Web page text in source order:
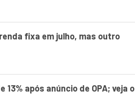
fixa em julho, mas outro
13% após anúncio de OPA; veja o